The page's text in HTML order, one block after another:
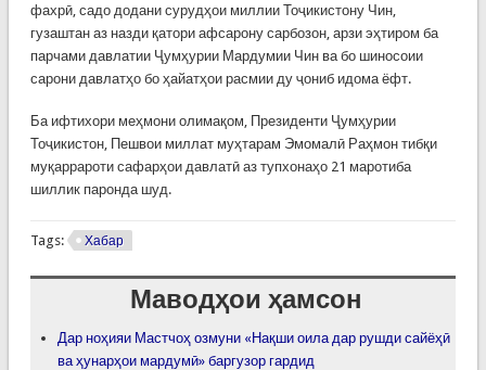
фахрӣ, садо додани сурудҳои миллии Тоҷикистону Чин,
гузаштан аз назди қатори афсарону сарбозон, арзи эҳтиром ба
парчами давлатии Ҷумҳурии Мардумии Чин ва бо шиносоии
сарони давлатҳо бо ҳайатҳои расмии ду ҷониб идома ёфт.
Ба ифтихори меҳмони олимақом, Президенти Ҷумҳурии
Тоҷикистон, Пешвои миллат муҳтарам Эмомалӣ Раҳмон тибқи
муқаррароти сафарҳои давлатӣ аз тупхонаҳо 21 маротиба
шиллик паронда шуд.
Tags: Хабар
Маводҳои ҳамсон
Дар ноҳияи Мастчоҳ озмуни «Нақши оила дар рушди сайёҳӣ
ва ҳунарҳои мардумӣ» баргузор гардид